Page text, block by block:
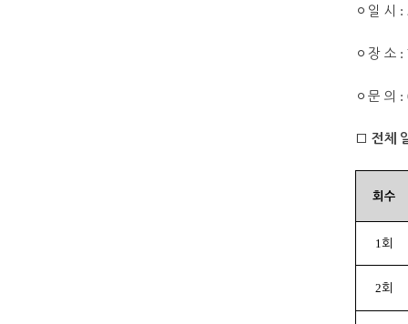
ㅇ 일 시 :
ㅇ 장 소 :
ㅇ 문 의 :
□ 전체
회수
1회
2회